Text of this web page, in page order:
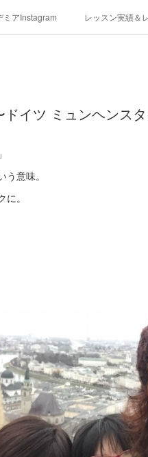
ミアInstagram レッスン実績＆
ドイツ ミュンヘンス
う意味。
。